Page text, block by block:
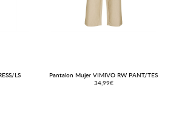
LS
Pantalon Mujer VIMIVO RW PANT/TES
34,99€